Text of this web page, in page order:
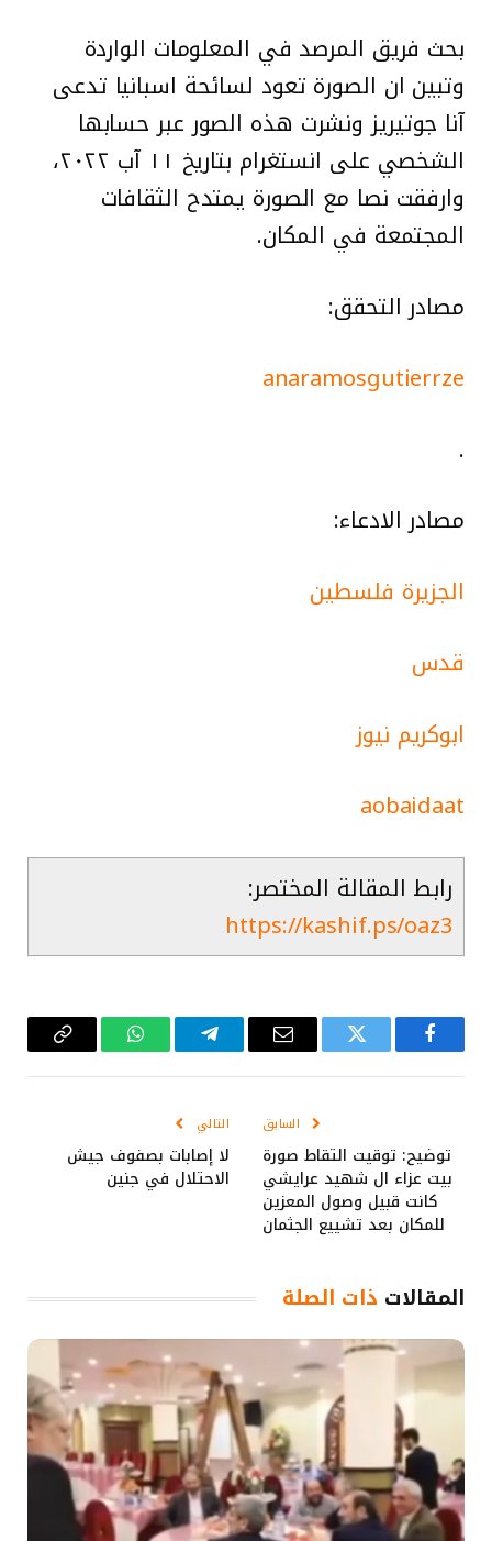
بحث فريق المرصد في المعلومات الواردة
وتبين ان الصورة تعود لسائحة اسبانيا تدعى
آنا جوتيريز ونشرت هذه الصور عبر حسابها
الشخصي على انستغرام بتاريخ ١١ آب ٢٠٢٢،
وارفقت نصا مع الصورة يمتدح الثقافات
المجتمعة في المكان.
مصادر التحقق:
anaramosgutierrze
.
مصادر الادعاء:
الجزيرة فلسطين
قدس
ابوكريم نيوز
aobaidaat
رابط المقالة المختصر:
https://kashif.ps/oaz3
فيسبوك تويتر
البريد
تيلقرام واتساب Copy
السابق
توضيح: توقيت التقاط صورة
بيت عزاء ال شهيد عرايشي
كانت قبيل وصول المعزين
للمكان بعد تشييع الجثمان
التالي
لا إصابات بصفوف جيش
الاحتلال في جنين
المقالات ذات الصلة